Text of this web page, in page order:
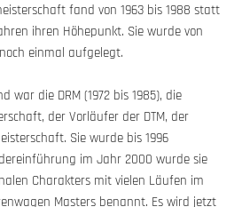
fand von 1963 bis 1988 statt
ihren Höhepunkt. Sie wurde von
einmal aufgelegt.
war die DRM (1972 bis 1985), die
der Vorläufer der DTM, der
Sie wurde bis 1996
im Jahr 2000 wurde sie
Charakters mit vielen Läufen im
Masters benannt. Es wird jetzt